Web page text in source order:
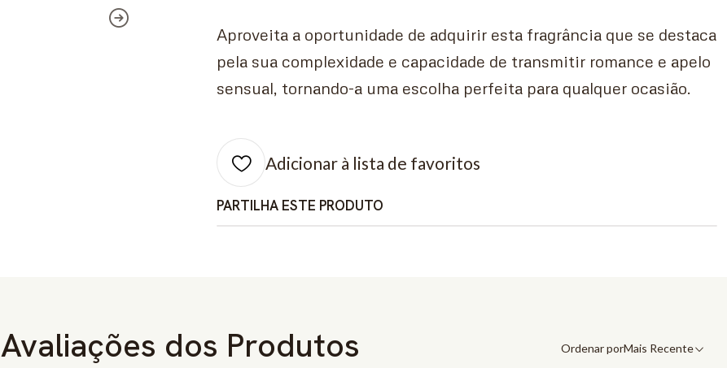
Aproveita a oportunidade de adquirir esta fragrância que se destaca
pela sua complexidade e capacidade de transmitir romance e apelo
sensual, tornando-a uma escolha perfeita para qualquer ocasião.
Adicionar à lista de favoritos
PARTILHA ESTE PRODUTO
Avaliações dos Produtos Ordenar porMais Recente